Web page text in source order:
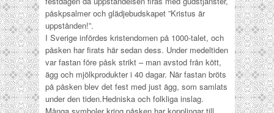
påskpsalmer och glädjebudskapet ”Kristus är
uppstånden!”.
I Sverige infördes kristendomen på 1000-talet, och
påsken har firats här sedan dess. Under medeltiden
var fastan före påsk strikt – man avstod från kött,
ägg och mjölkprodukter i 40 dagar. När fastan bröts
på påsken blev det fest med just ägg, som samlats
under den tiden.Hedniska och folkliga inslag.